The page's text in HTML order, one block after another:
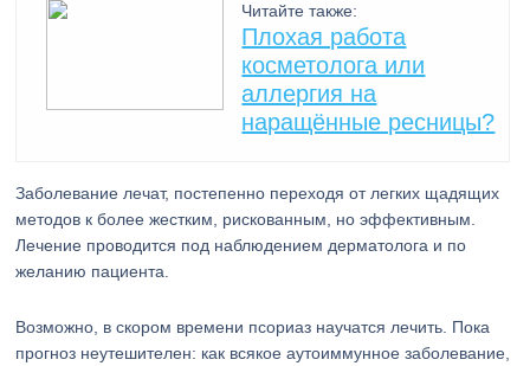
Читайте также:
Плохая работа
косметолога или
аллергия на
наращённые ресницы?
Заболевание лечат, постепенно переходя от легких щадящих
методов к более жестким, рискованным, но эффективным.
Лечение проводится под наблюдением дерматолога и по
желанию пациента.
Возможно, в скором времени псориаз научатся лечить. Пока
прогноз неутешителен: как всякое аутоиммунное заболевание,